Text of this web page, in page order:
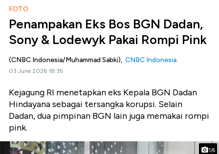
FOTO
Penampakan Eks Bos BGN Dadan,
Sony & Lodewyk Pakai Rompi Pink
(CNBC Indonesia/Muhammad Sabki), CNBC Indonesia
03 June 2026 18:35
Kejagung RI menetapkan eks Kepala BGN Dadan
Hindayana sebagai tersangka korupsi. Selain
Dadan, dua pimpinan BGN lain juga memakai rompi
pink.
1/6